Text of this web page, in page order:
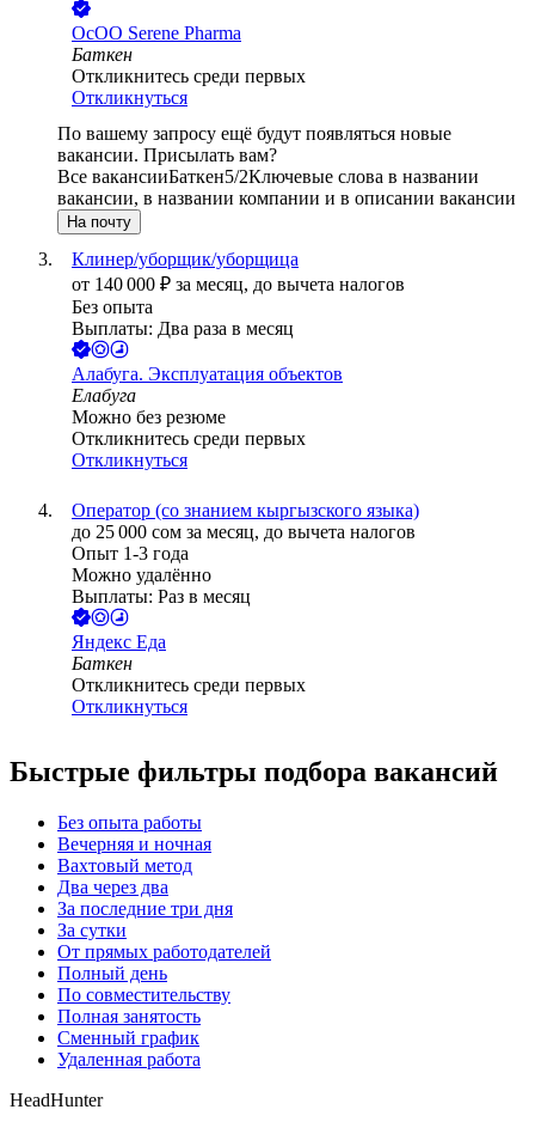
ОсОО Serene Pharma
Баткен
Откликнитесь среди первых
Откликнуться
По вашему запросу ещё будут появляться новые
вакансии. Присылать вам?
Все вакансииБаткен5/2Ключевые слова в названии
вакансии, в названии компании и в описании вакансии
На почту
Клинер/уборщик/уборщица
от 140 000 ₽ за месяц, до вычета налогов
Без опыта
Выплаты: Два раза в месяц
Алабуга. Эксплуатация объектов
Елабуга
Можно без резюме
Откликнитесь среди первых
Откликнуться
Оператор (со знанием кыргызского языка)
до 25 000 сом за месяц, до вычета налогов
Опыт 1-3 года
Можно удалённо
Выплаты: Раз в месяц
Яндекс Еда
Баткен
Откликнитесь среди первых
Откликнуться
Быстрые фильтры подбора вакансий
Без опыта работы
Вечерняя и ночная
Вахтовый метод
Два через два
За последние три дня
За сутки
От прямых работодателей
Полный день
По совместительству
Полная занятость
Сменный график
Удаленная работа
HeadHunter